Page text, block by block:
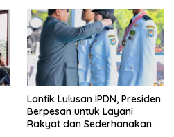
Lantik Lulusan IPDN, Presiden
Berpesan untuk Layani
Rakyat dan Sederhanakan